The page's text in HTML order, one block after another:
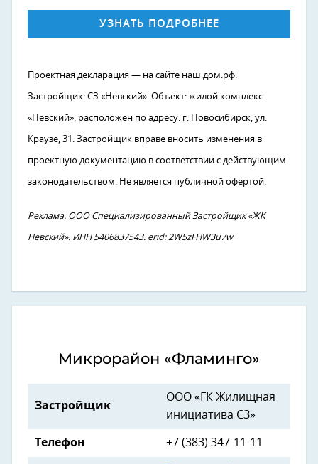
УЗНАТЬ ПОДРОБНЕЕ
Проектная декларация — на сайте наш.дом.рф.
Застройщик: СЗ «Невский». Объект: жилой комплекс
«Невский», расположен по адресу: г. Новосибирск, ул.
Краузе, 31. Застройщик вправе вносить изменения в
проектную документацию в соответствии с действующим
законодательством. Не является публичной офертой.
Реклама. ООО Специализированный Застройщик «ЖК
Невский». ИНН 5406837543. erid: 2W5zFHW3u7w
Микрорайон «Фламинго»
Застройщик
ООО «ГК Жилищная
инициатива СЗ»
Телефон +7 (383) 347-11-11